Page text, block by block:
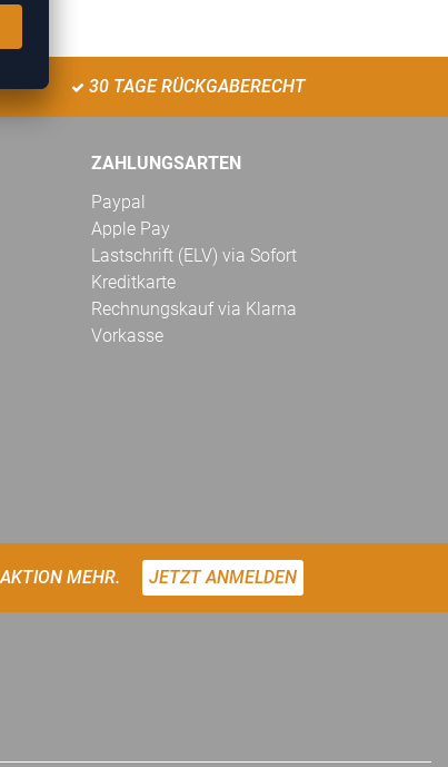
30 TAGE RÜCKGABERECHT
ZAHLUNGSARTEN
Paypal
Apple Pay
Lastschrift (ELV) via Sofort
Kreditkarte
Rechnungskauf via Klarna
Vorkasse
MEHR. JETZT ANMELDEN